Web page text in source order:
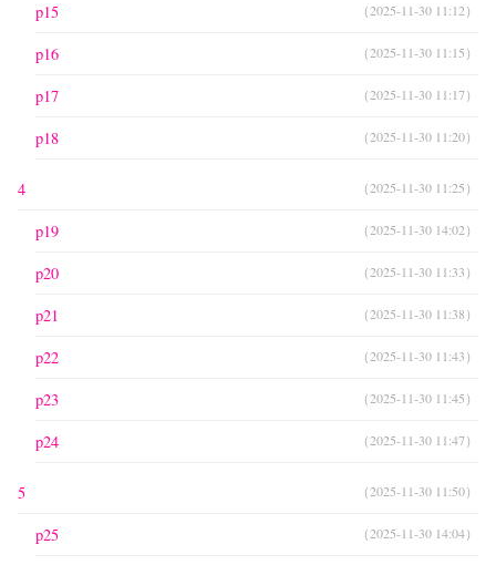
p15 （2025-11-30 11:12）
p16 （2025-11-30 11:15）
p17 （2025-11-30 11:17）
p18 （2025-11-30 11:20）
4 （2025-11-30 11:25）
p19 （2025-11-30 14:02）
p20 （2025-11-30 11:33）
p21 （2025-11-30 11:38）
p22 （2025-11-30 11:43）
p23 （2025-11-30 11:45）
p24 （2025-11-30 11:47）
5 （2025-11-30 11:50）
p25 （2025-11-30 14:04）